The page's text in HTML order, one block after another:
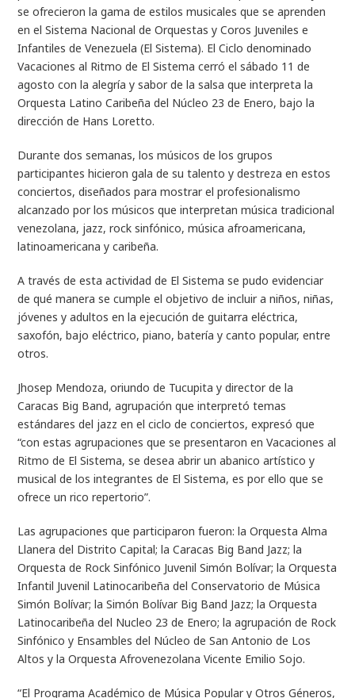
se ofrecieron la gama de estilos musicales que se aprenden
en el Sistema Nacional de Orquestas y Coros Juveniles e
Infantiles de Venezuela (El Sistema). El Ciclo denominado
Vacaciones al Ritmo de El Sistema cerró el sábado 11 de
agosto con la alegría y sabor de la salsa que interpreta la
Orquesta Latino Caribeña del Núcleo 23 de Enero, bajo la
dirección de Hans Loretto.
Durante dos semanas, los músicos de los grupos
participantes hicieron gala de su talento y destreza en estos
conciertos, diseñados para mostrar el profesionalismo
alcanzado por los músicos que interpretan música tradicional
venezolana, jazz, rock sinfónico, música afroamericana,
latinoamericana y caribeña.
A través de esta actividad de El Sistema se pudo evidenciar
de qué manera se cumple el objetivo de incluir a niños, niñas,
jóvenes y adultos en la ejecución de guitarra eléctrica,
saxofón, bajo eléctrico, piano, batería y canto popular, entre
otros.
Jhosep Mendoza, oriundo de Tucupita y director de la
Caracas Big Band, agrupación que interpretó temas
estándares del jazz en el ciclo de conciertos, expresó que
“con estas agrupaciones que se presentaron en Vacaciones al
Ritmo de El Sistema, se desea abrir un abanico artístico y
musical de los integrantes de El Sistema, es por ello que se
ofrece un rico repertorio”.
Las agrupaciones que participaron fueron: la Orquesta Alma
Llanera del Distrito Capital; la Caracas Big Band Jazz; la
Orquesta de Rock Sinfónico Juvenil Simón Bolívar; la Orquesta
Infantil Juvenil Latinocaribeña del Conservatorio de Música
Simón Bolívar; la Simón Bolívar Big Band Jazz; la Orquesta
Latinocaribeña del Nucleo 23 de Enero; la agrupación de Rock
Sinfónico y Ensambles del Núcleo de San Antonio de Los
Altos y la Orquesta Afrovenezolana Vicente Emilio Sojo.
“El Programa Académico de Música Popular y Otros Géneros,